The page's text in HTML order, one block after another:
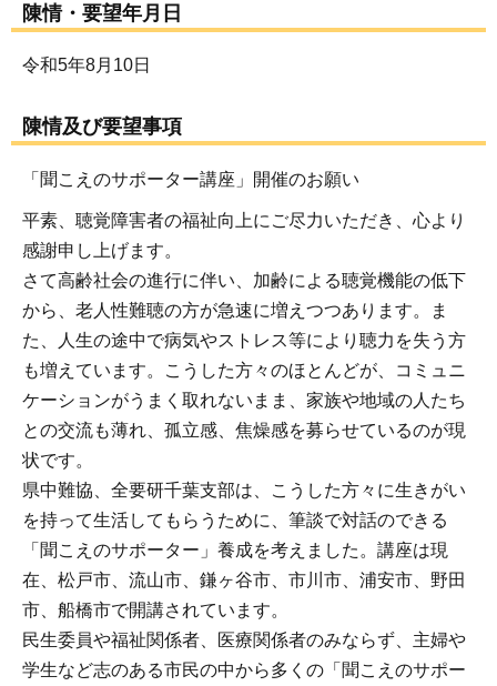
陳情・要望年月日
令和5年8月10日
陳情及び要望事項
「聞こえのサポーター講座」開催のお願い
平素、聴覚障害者の福祉向上にご尽力いただき、心より
感謝申し上げます。
さて高齢社会の進行に伴い、加齢による聴覚機能の低下
から、老人性難聴の方が急速に増えつつあります。ま
た、人生の途中で病気やストレス等により聴力を失う方
も増えています。こうした方々のほとんどが、コミュニ
ケーションがうまく取れないまま、家族や地域の人たち
との交流も薄れ、孤立感、焦燥感を募らせているのが現
状です。
県中難協、全要研千葉支部は、こうした方々に生きがい
を持って生活してもらうために、筆談で対話のできる
「聞こえのサポーター」養成を考えました。講座は現
在、松戸市、流山市、鎌ヶ谷市、市川市、浦安市、野田
市、船橋市で開講されています。
民生委員や福祉関係者、医療関係者のみならず、主婦や
学生など志のある市民の中から多くの「聞こえのサポー